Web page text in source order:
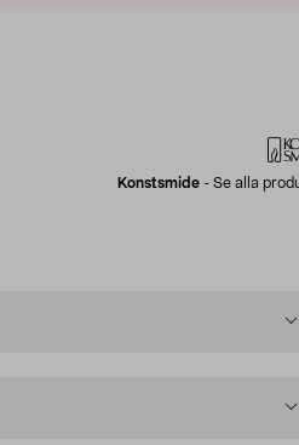
Konstsmide - Se alla